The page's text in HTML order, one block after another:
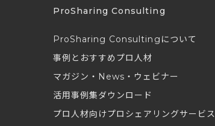
ProSharing Consulting
ProSharing Consultingについて
事例とおすすめプロ人材
マガジン・News・ウェビナー
活用事例集ダウンロード
プロ人材向けプロシェアリングサービス